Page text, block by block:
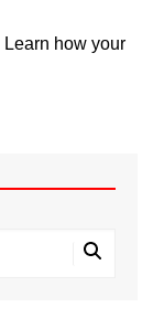
Learn how your